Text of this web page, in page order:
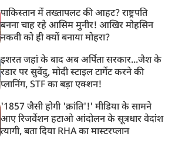
पाकिस्तान में तख्तापलट की आहट? राष्ट्रपति
बनना चाह रहे आसिम मुनीर! आखिर मोहसिन
नकवी को ही क्यों बनाया मोहरा?
इशरत जहां के बाद अब अर्पिता सरकार...जैश के
रडार पर सुवेंदु, मोदी स्टाइल टार्गेट करने की
प्लानिंग, STF का बड़ा एक्शन!
'1857 जैसी होगी 'क्रांति'!' मीडिया के सामने
आए रिजर्वेशन हटाओ आंदोलन के सूत्रधार वेदांश
त्यागी, बता दिया RHA का मास्टरप्लान